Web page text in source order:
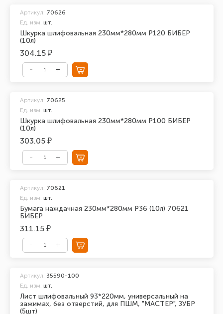
Шкурка шлифовальная 230мм*280мм Р120 БИБЕР
(10л)
Артикул: 70626
Ед. изм. шт.
304.15 ₽
Шкурка шлифовальная 230мм*280мм Р100 БИБЕР
(10л)
Артикул: 70625
Ед. изм. шт.
303.05 ₽
Бумага наждачная 230мм*280мм Р36 (10л) 70621
БИБЕР
Артикул: 70621
Ед. изм. шт.
311.15 ₽
Лист шлифовальный 93*220мм, универсальный на
зажимах, без отверстий, для ПШМ, "МАСТЕР", ЗУБР
(5шт)
Артикул: 35590-100
Ед. изм. шт.